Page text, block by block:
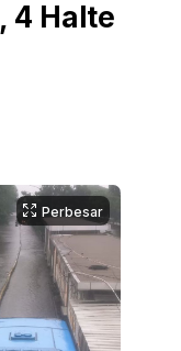
4 Halte
Perbesar